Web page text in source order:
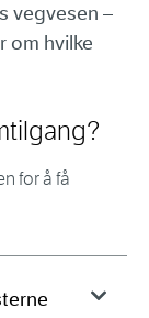
vegvesen –
om hvilke
for å få